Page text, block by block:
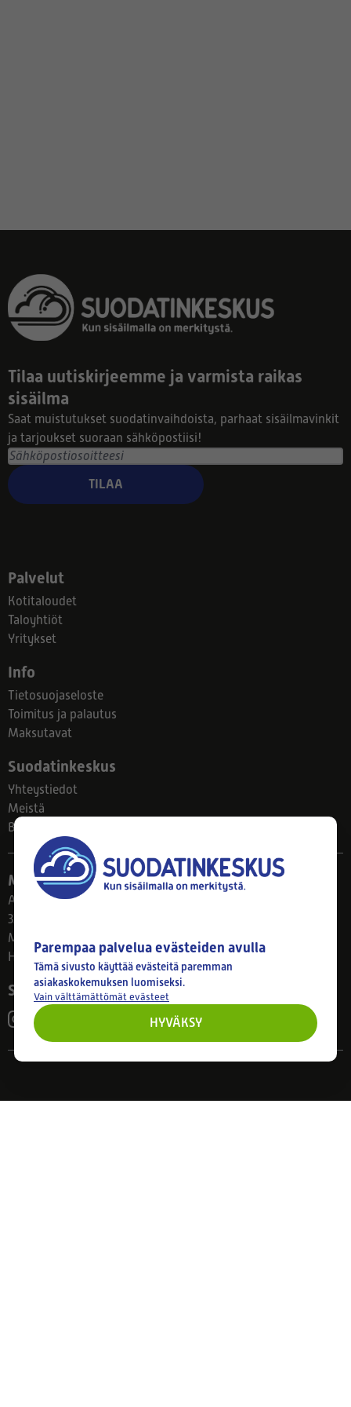
Tilaa uutiskirjeemme ja varmista raikas
sisäilma
Saat muistutukset suodatinvaihdoista, parhaat sisäilmavinkit
ja tarjoukset suoraan sähköpostiisi!
TILAA
Palvelut
Kotitaloudet
Taloyhtiöt
Yritykset
Info
Tietosuojaseloste
Toimitus ja palautus
Maksutavat
Suodatinkeskus
Yhteystiedot
Meistä
Blogi
Myymälä
Ahlmanintie 61
33800 Tampere
Ma–Pe 8–17
Huom! Myymälän poikkeusaukiolot: 27.7.-21.8. klo 8-16
Seuraa meitä
Parempaa palvelua evästeiden avulla
Tämä sivusto käyttää evästeitä paremman
asiakaskokemuksen luomiseksi.
Vain välttämättömät evästeet
HYVÄKSY